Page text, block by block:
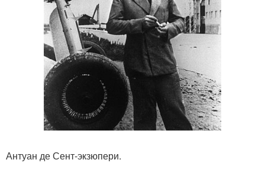
Антуан де Сент-экзюпери.